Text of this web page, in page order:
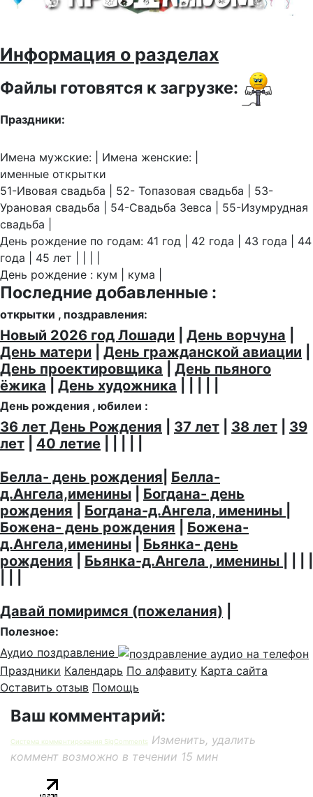
Информация о разделах
Файлы готовятся к загрузке:
Праздники:
Имена мужские: | Имена женские: |
именные открытки
51-Ивовая свадьба | 52- Топазовая свадьба | 53-
Урановая свадьба | 54-Свадьба Зевса | 55-Изумрудная
свадьба |
День рождение по годам: 41 год | 42 года | 43 года | 44
года | 45 лет | | | |
День рождение : кум | кума |
Последние добавленные :
открытки , поздравления:
Новый 2026 год Лошади День ворчуна
День матери
День гражданской авиации
День проектировщика
День пьяного
ёжика
День художника
День рождения , юбилеи :
36 лет День Рождения 37 лет 38 лет
39
лет
40 летие
Белла- день рождения Белла-
д.Ангела,именины
Богдана- день
рождения
Богдана-д.Ангела, именины
Божена- день рождения
Божена-
д.Ангела,именины
Бьянка- день
рождения
Бьянка-д.Ангела , именины
Давай помиримся (пожелания)
Полезное:
Аудио поздравление
Праздники Календарь По алфавиту Карта сайта
Оставить отзыв Помощь
Ваш комментарий:
Система комментирования SigComments
Изменить, удалить
коммент возможно в течении 15 мин